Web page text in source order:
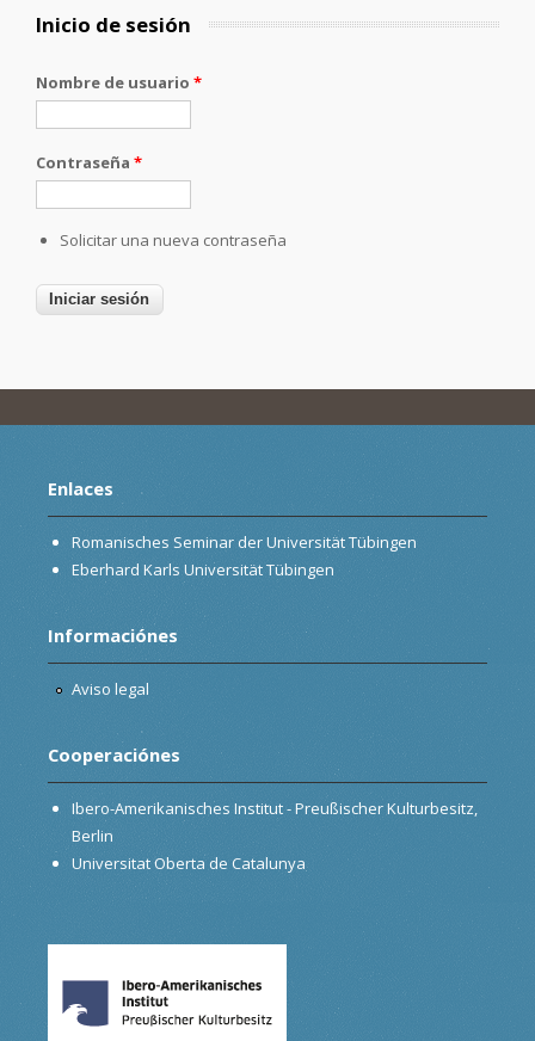
Inicio de sesión
Nombre de usuario *
Contraseña *
Solicitar una nueva contraseña
Enlaces
Romanisches Seminar der Universität Tübingen
Eberhard Karls Universität Tübingen
Informaciónes
Aviso legal
Cooperaciónes
Ibero-Amerikanisches Institut - Preußischer Kulturbesitz,
Berlin
Universitat Oberta de Catalunya